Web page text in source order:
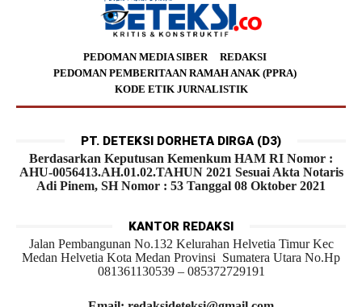
PEDOMAN MEDIA SIBER
REDAKSI
PEDOMAN PEMBERITAAN RAMAH ANAK (PPRA)
KODE ETIK JURNALISTIK
PT. DETEKSI DORHETA DIRGA (D3)
Berdasarkan Keputusan Kemenkum HAM RI Nomor :
AHU-0056413.AH.01.02.TAHUN 2021 Sesuai Akta Notaris
Adi Pinem, SH Nomor : 53 Tanggal 08 Oktober 2021
KANTOR REDAKSI
Jalan Pembangunan No.132 Kelurahan Helvetia Timur Kec
Medan Helvetia Kota Medan Provinsi Sumatera Utara No.Hp
081361130539 – 085372729191